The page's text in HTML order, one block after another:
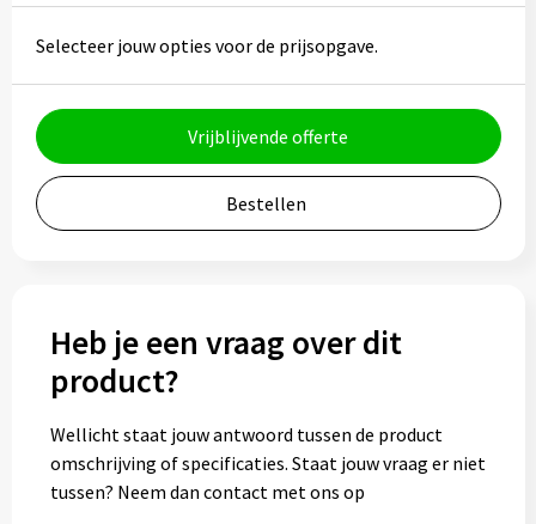
Zelfklevende memo's
Mappen
Drinkbekers
Thermosflessen
Selecteer jouw opties voor de prijsopgave.
Vrijblijvende offerte
Bestellen
Heb je een vraag over dit
product?
Wellicht staat jouw antwoord tussen de product
omschrijving of specificaties. Staat jouw vraag er niet
tussen? Neem dan contact met ons op